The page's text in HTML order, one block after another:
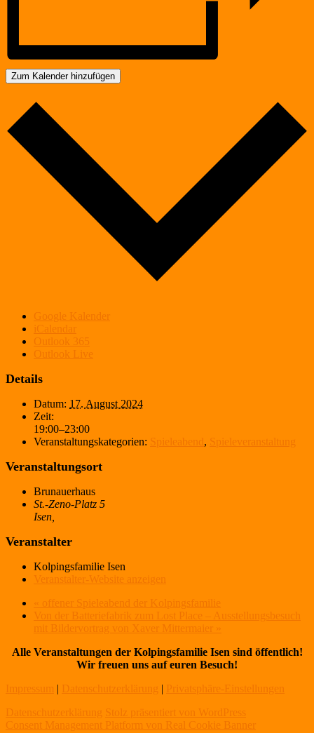
Zum Kalender hinzufügen
Google Kalender
iCalendar
Outlook 365
Outlook Live
Details
Datum: 17. August 2024
Zeit:
19:00–23:00
Veranstaltungskategorien: Spieleabend , Spieleveranstaltung
Veranstaltungsort
Brunauerhaus
St.-Zeno-Platz 5
Isen
Veranstalter
Kolpingsfamilie Isen
Veranstalter-Website anzeigen
«
offener Spieleabend der Kolpingsfamilie
Von der Batteriefabrik zum Lost Place – Ausstellungsbesuch
mit Bildervortrag von Xaver Mittermaier
»
Alle Veranstaltungen der Kolpingsfamilie Isen sind öffentlich!
Wir freuen uns auf euren Besuch!
Impressum | Datenschutzerklärung | Privatsphäre-Einstellungen
Datenschutzerklärung Stolz präsentiert von WordPress
Consent Management Platform von Real Cookie Banner